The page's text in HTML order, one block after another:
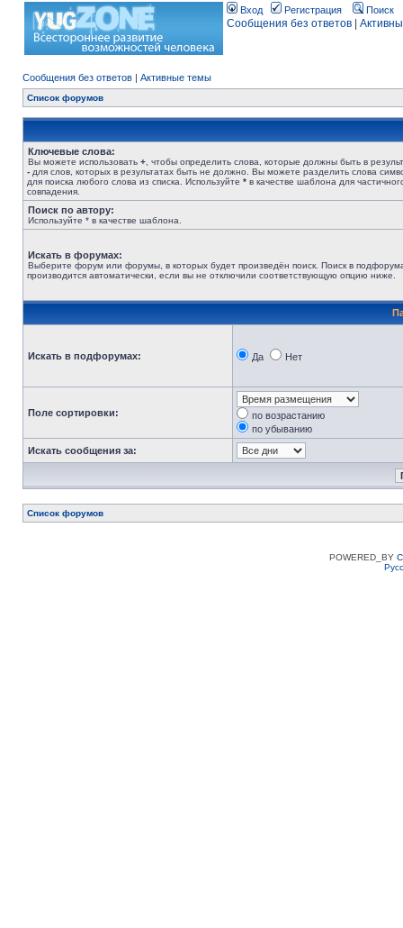
Вход Регистрация Поиск
Сообщения без ответов
Сообщения без ответов | Активные темы
Список форумов
Ключевые слова:
Вы можете использовать + , чтобы определить слова, которые должны быть в
- для слов, которых в результатах быть не должно. Вы можете разделить слова
для поиска любого слова из списка. Используйте * в качестве шаблона для
совпадения.
Поиск по автору:
Используйте * в качестве шаблона.
Искать в форумах:
Выберите форум или форумы, в которых будет произведён поиск. Поиск в
производится автоматически, если вы не отключили соответствующую опцию ниже.
Искать в подфорумах: Да Нет
Поле сортировки:
по возрастанию
по убыванию
Искать сообщения за:
Список форумов
POWERED_BY